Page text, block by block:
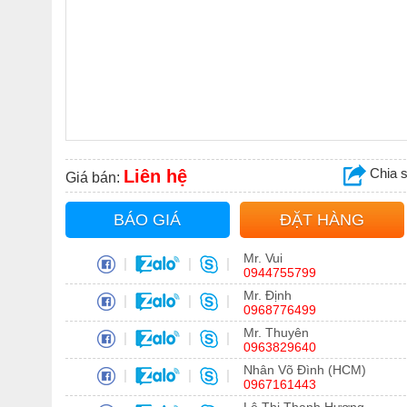
Giá bán: Liên hệ Chia
BÁO GIÁ ĐẶT HÀNG
| | |
Mr. Vui
0944755799
| | |
Mr. Định
0968776499
| | |
Mr. Thuyên
0963829640
| | |
Nhân Võ Đình (HCM)
0967161443